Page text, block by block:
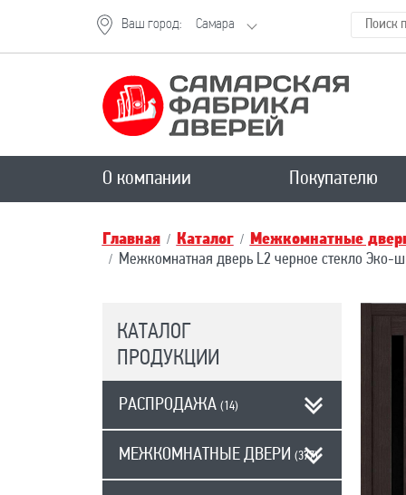
Ваш город: Самара
О компании Покупателю
Главная Каталог
Межкомнатные
Межкомнатная дверь L2 черное стекло Эко-
КАТАЛОГ
ПРОДУКЦИИ
РАСПРОДАЖА (14)
МЕЖКОМНАТНЫЕ ДВЕРИ (377)